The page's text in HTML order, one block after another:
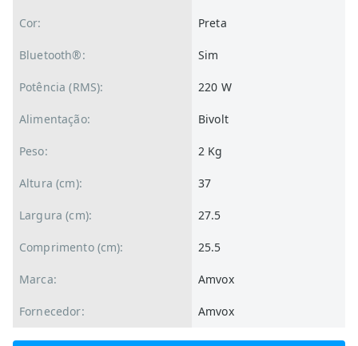
Cor: Preta
Bluetooth®: Sim
Potência (RMS): 220 W
Alimentação: Bivolt
Peso: 2 Kg
Altura (cm): 37
Largura (cm): 27.5
Comprimento (cm): 25.5
Marca: Amvox
Fornecedor: Amvox